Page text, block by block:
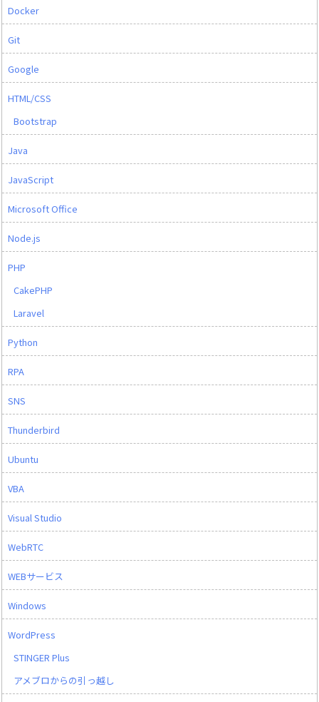
Docker
Git
Google
HTML/CSS
Bootstrap
Java
JavaScript
Microsoft Office
Node.js
PHP
CakePHP
Laravel
Python
RPA
SNS
Thunderbird
Ubuntu
VBA
Visual Studio
WebRTC
WEBサービス
Windows
WordPress
STINGER Plus
アメブロからの引っ越し